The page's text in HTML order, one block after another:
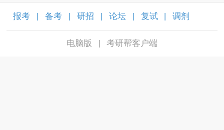
报考 备考 研招 论坛 复试 调剂
电脑版 考研帮客户端